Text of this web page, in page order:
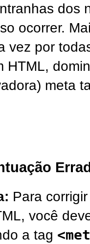
dos
ocorrer.
vez por
HTML,
meta
Para
você
a tag